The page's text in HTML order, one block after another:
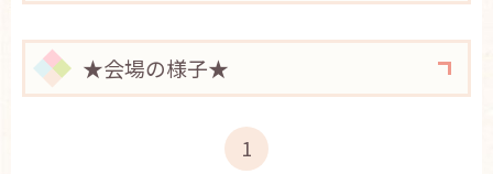
★会場の様子★
1